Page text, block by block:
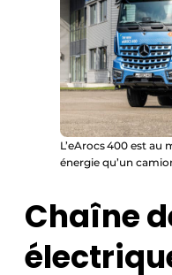
L’eArocs 400 est au
énergie qu’un
Chaîne